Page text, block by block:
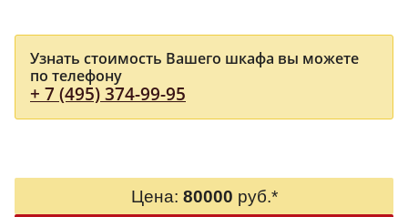
Узнать стоимость Вашего шкафа вы можете
по телефону
+ 7 (495) 374-99-95
Цена: 80000 руб.*